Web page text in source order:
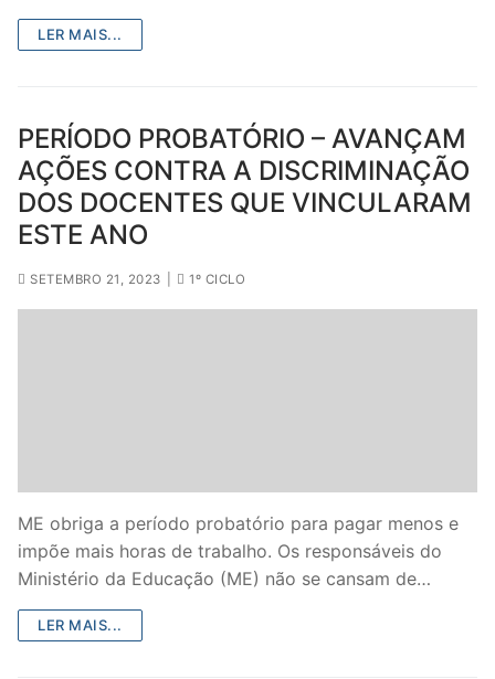
LER MAIS...
PERÍODO PROBATÓRIO – AVANÇAM
AÇÕES CONTRA A DISCRIMINAÇÃO
DOS DOCENTES QUE VINCULARAM
ESTE ANO
SETEMBRO 21, 2023 1º CICLO
ME obriga a período probatório para pagar menos e
impõe mais horas de trabalho. Os responsáveis do
Ministério da Educação (ME) não se cansam de…
LER MAIS...